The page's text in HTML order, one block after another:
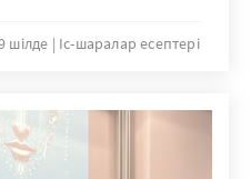
шілде Іс-шаралар есептері